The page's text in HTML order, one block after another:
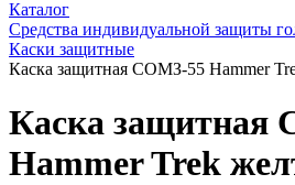
Каталог
Средства индивидуальной защиты
Каски защитные
Каска защитная СОМЗ-55 Hammer
Каска защитная
Hammer Trek